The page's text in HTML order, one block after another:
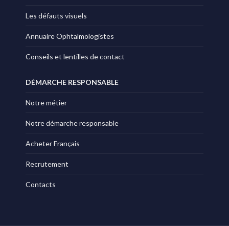
Les défauts visuels
Annuaire Ophtalmologistes
Conseils et lentilles de contact
DÉMARCHE RESPONSABLE
Notre métier
Notre démarche responsable
Acheter Français
Recrutement
Contacts